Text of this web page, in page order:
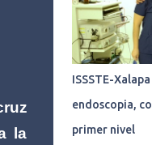
la
ISSSTE-
endoscopia,
primer nivel